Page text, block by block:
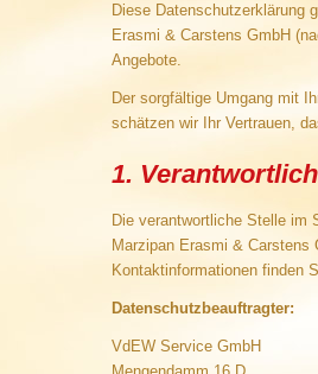
Diese Datenschutzerklärung
Erasmi & Carstens GmbH
Angebote.
Der sorgfältige Umgang mit
schätzen wir Ihr Vertrauen,
1.
Die verantwortliche Stelle im
Marzipan Erasmi & Carstens
Kontaktinformationen finden
Datenschutzbeauftragter:
VdEW Service GmbH